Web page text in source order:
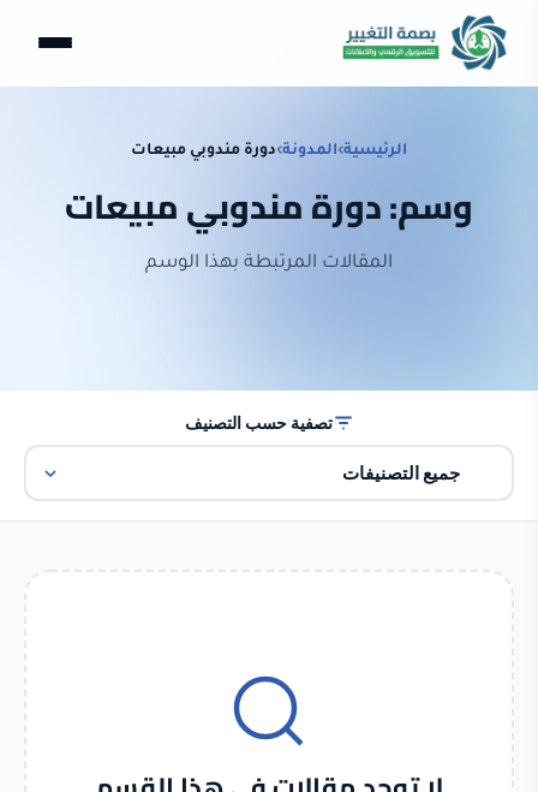
الرئيسية›المدونة›دورة مندوبي مبيعات
وسم: دورة مندوبي مبيعات
المقالات المرتبطة بهذا الوسم
تصفية حسب التصنيف